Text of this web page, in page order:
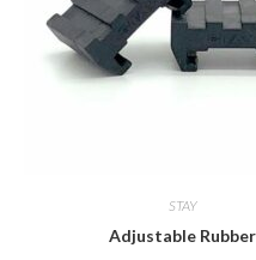
STAY
Adjustable Rubber